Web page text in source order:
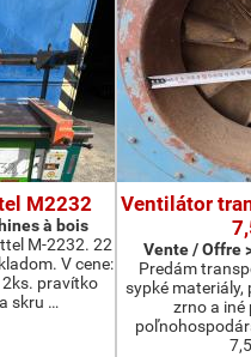
M2232
à bois
M-2232. 22
V cene:
pravítko
skru …
Ventilátor
Vente / Offre
Predám
sypké materiály,
zrno a iné